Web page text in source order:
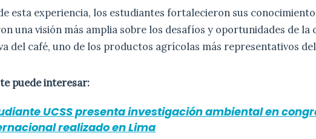
esta experiencia, los estudiantes fortalecieron sus
una visión más amplia sobre los desafíos y oportunidades de la
del café, uno de los productos agrícolas más representativos
puede interesar:
UCSS presenta investigación ambiental en
realizado en Lima